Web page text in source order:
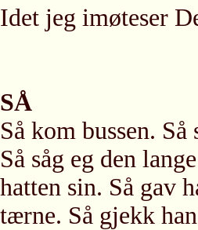
Idet jeg imøteser
SÅ
Så kom bussen.
Så såg eg den
hatten sin. Så gav
tærne. Så gjekk